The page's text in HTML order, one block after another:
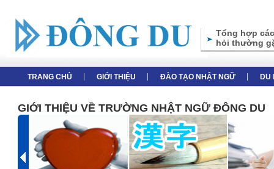
Tổng hợp
hỏi thường
TRANG CHỦ GIỚI THIỆU ĐÀO TẠO NHẬT NGỮ DU
GIỚI THIỆU VỀ TRƯỜNG NHẬT NGỮ ĐÔNG DU